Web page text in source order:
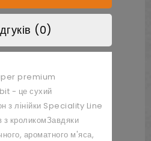
(0)
premium
- це сухий
з лінійки Speciality Line
з кроликомЗавдяки
ароматного м'яса,